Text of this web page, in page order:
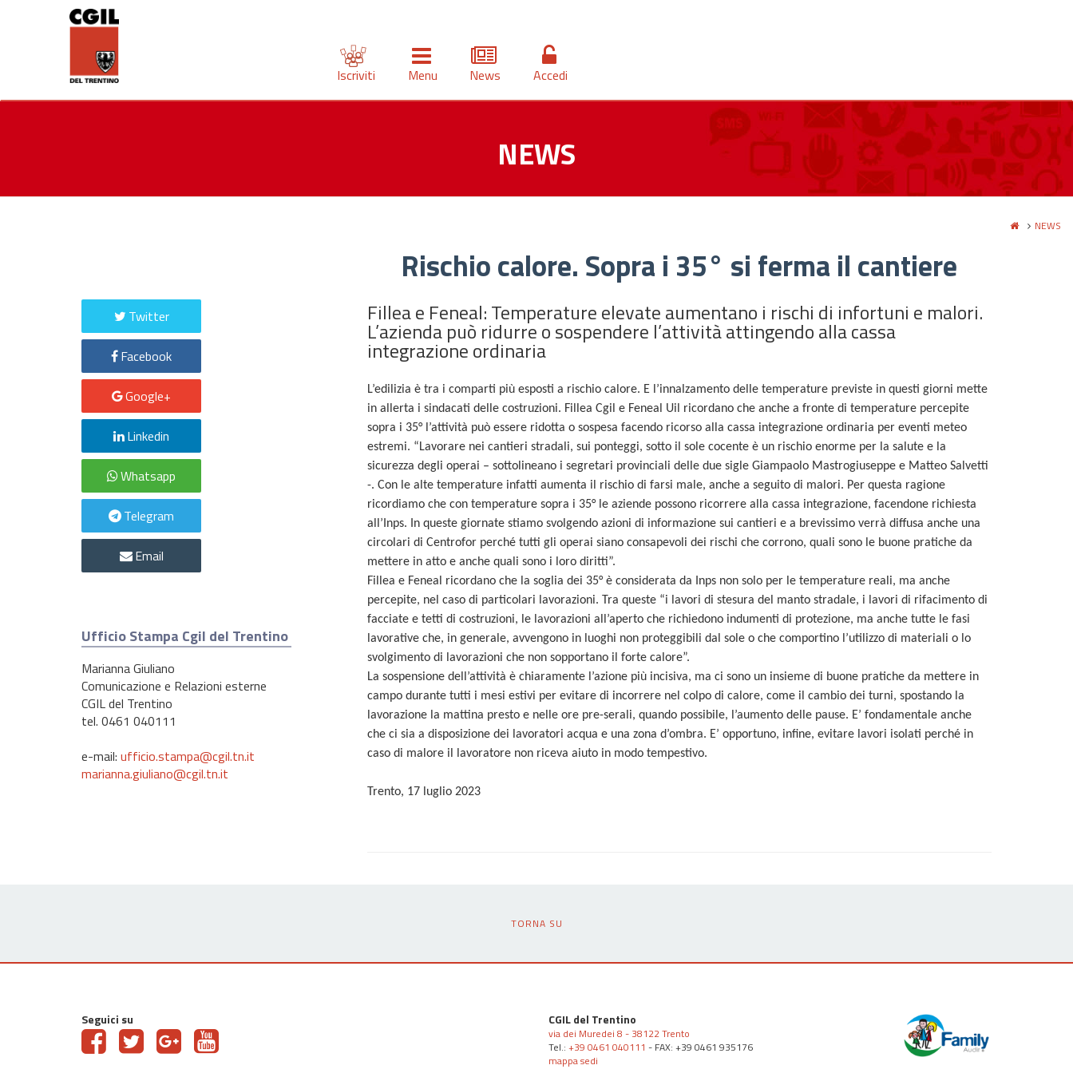
Iscriviti Menu News Accedi
NEWS
NEWS
Rischio calore. Sopra i 35° si ferma il cantiere
Fillea e Feneal: Temperature elevate aumentano i rischi di infortuni e malori.
L’azienda può ridurre o sospendere l’attività attingendo alla cassa
integrazione ordinaria
L’edilizia è tra i comparti più esposti a rischio calore. E l’innalzamento delle temperature previste in questi giorni mette
in allerta i sindacati delle costruzioni. Fillea Cgil e Feneal Uil ricordano che anche a fronte di temperature percepite
sopra i 35° l’attività può essere ridotta o sospesa facendo ricorso alla cassa integrazione ordinaria per eventi meteo
estremi. “Lavorare nei cantieri stradali, sui ponteggi, sotto il sole cocente è un rischio enorme per la salute e la
sicurezza degli operai – sottolineano i segretari provinciali delle due sigle Giampaolo Mastrogiuseppe e Matteo Salvetti
-. Con le alte temperature infatti aumenta il rischio di farsi male, anche a seguito di malori. Per questa ragione
ricordiamo che con temperature sopra i 35° le aziende possono ricorrere alla cassa integrazione, facendone richiesta
all’Inps. In queste giornate stiamo svolgendo azioni di informazione sui cantieri e a brevissimo verrà diffusa anche una
circolari di Centrofor perché tutti gli operai siano consapevoli dei rischi che corrono, quali sono le buone pratiche da
mettere in atto e anche quali sono i loro diritti”.
Fillea e Feneal ricordano che la soglia dei 35° è considerata da Inps non solo per le temperature reali, ma anche
percepite, nel caso di particolari lavorazioni. Tra queste “i lavori di stesura del manto stradale, i lavori di rifacimento di
facciate e tetti di costruzioni, le lavorazioni all’aperto che richiedono indumenti di protezione, ma anche tutte le fasi
lavorative che, in generale, avvengono in luoghi non proteggibili dal sole o che comportino l’utilizzo di materiali o lo
svolgimento di lavorazioni che non sopportano il forte calore”.
La sospensione dell’attività è chiaramente l’azione più incisiva, ma ci sono un insieme di buone pratiche da mettere in
campo durante tutti i mesi estivi per evitare di incorrere nel colpo di calore, come il cambio dei turni, spostando la
lavorazione la mattina presto e nelle ore pre-serali, quando possibile, l’aumento delle pause. E’ fondamentale anche
che ci sia a disposizione dei lavoratori acqua e una zona d’ombra. E’ opportuno, infine, evitare lavori isolati perché in
caso di malore il lavoratore non riceva aiuto in modo tempestivo.
Trento, 17 luglio 2023
Twitter
Facebook
Google+
Linkedin
Whatsapp
Telegram
Email
Ufficio Stampa Cgil del Trentino
Marianna Giuliano
Comunicazione e Relazioni esterne
CGIL del Trentino
tel. 0461 040111
e-mail: ufficio.stampa@cgil.tn.it
marianna.giuliano@cgil.tn.it
TORNA SU
Seguici su CGIL del Trentino
via dei Muredei 8 - 38122 Trento
Tel.: +39 0461 040111 - FAX: +39 0461 935176
mappa sedi